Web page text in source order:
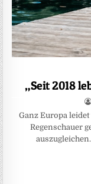
„Seit 2018
Ganz Europa
Regenschauer